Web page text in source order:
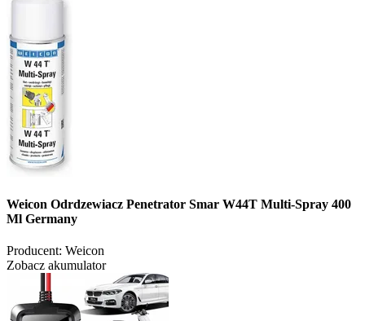
Weicon Odrdzewiacz Penetrator Smar W44T Multi-Spray 400
Ml Germany
Producent: Weicon
Zobacz akumulator